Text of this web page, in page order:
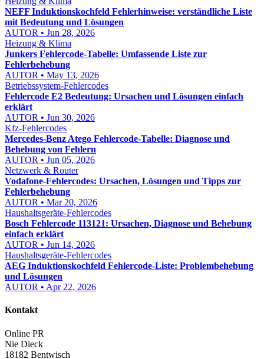
NEFF Induktionskochfeld Fehlerhinweise: verständliche Liste
mit Bedeutung und Lösungen
AUTOR • Jun 28, 2026
Heizung & Klima
Junkers Fehlercode-Tabelle: Umfassende Liste zur
Fehlerbehebung
AUTOR • May 13, 2026
Betriebssystem-Fehlercodes
Fehlercode E2 Bedeutung: Ursachen und Lösungen einfach
erklärt
AUTOR • Jun 30, 2026
Kfz-Fehlercodes
Mercedes-Benz Atego Fehlercode-Tabelle: Diagnose und
Behebung von Fehlern
AUTOR • Jun 05, 2026
Netzwerk & Router
Vodafone-Fehlercodes: Ursachen, Lösungen und Tipps zur
Fehlerbehebung
AUTOR • Mar 20, 2026
Haushaltsgeräte-Fehlercodes
Bosch Fehlercode 113121: Ursachen, Diagnose und Behebung
einfach erklärt
AUTOR • Jun 14, 2026
Haushaltsgeräte-Fehlercodes
AEG Induktionskochfeld Fehlercode-Liste: Problembehebung
und Lösungen
AUTOR • Apr 22, 2026
Kontakt
Online PR
Nie Dieck
18182 Bentwisch